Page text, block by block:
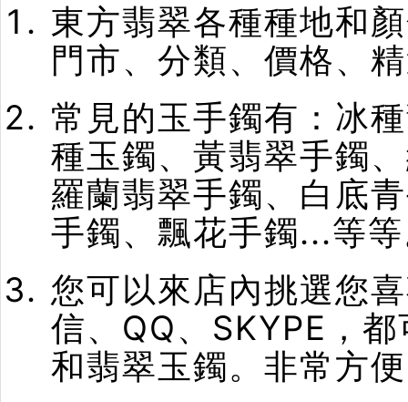
東方翡翠各種種地和
門市、分類、價格、
常見的玉手鐲有：冰
種玉鐲、黃翡翠手鐲
羅蘭翡翠手鐲、白底
手鐲、飄花手鐲...等
您可以來店內挑選您
信、QQ、SKYPE，
和翡翠玉鐲。非常方